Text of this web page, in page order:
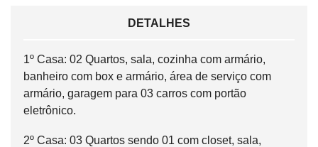
DETALHES
1º Casa: 02 Quartos, sala, cozinha com armário,
banheiro com box e armário, área de serviço com
armário, garagem para 03 carros com portão
eletrônico.
2º Casa: 03 Quartos sendo 01 com closet, sala,